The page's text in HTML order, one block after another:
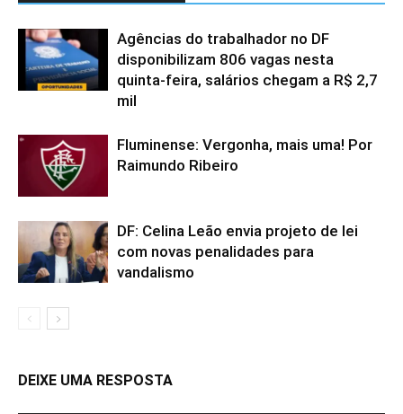
Agências do trabalhador no DF
disponibilizam 806 vagas nesta
quinta-feira, salários chegam a R$ 2,7
mil
Fluminense: Vergonha, mais uma! Por
Raimundo Ribeiro
DF: Celina Leão envia projeto de lei
com novas penalidades para
vandalismo
DEIXE UMA RESPOSTA